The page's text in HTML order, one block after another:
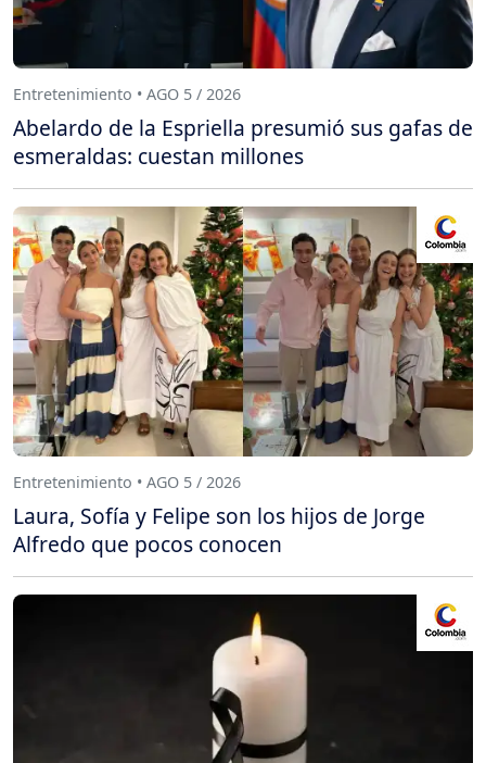
Entretenimiento • AGO 5 / 2026
Abelardo de la Espriella presumió sus gafas de
esmeraldas: cuestan millones
Entretenimiento • AGO 5 / 2026
Laura, Sofía y Felipe son los hijos de Jorge
Alfredo que pocos conocen